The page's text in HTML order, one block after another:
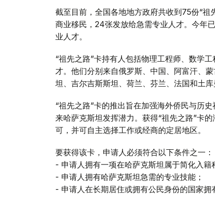
截至目前，全国各地地方政府共收到75份“
商业移民，24张发放给急需专业人才。今年
业人才。
“祖先之路”卡持有人包括物理工程师、数学
才。他们分别来自俄罗斯、中国、阿富汗、
坦、吉尔吉斯斯坦、荷兰、芬兰、法国和土库
“祖先之路”卡的推出旨在加强海外侨民与历
来哈萨克斯坦发挥潜力。获得“祖先之路”卡
可，并可自主选择工作或经商的定居地区。
要获得该卡，申请人必须符合以下条件之一：
- 申请人拥有一项在哈萨克斯坦属于简化入籍
- 申请人拥有哈萨克斯坦急需的专业技能；
- 申请人在长期居住或拥有公民身份的国家拥